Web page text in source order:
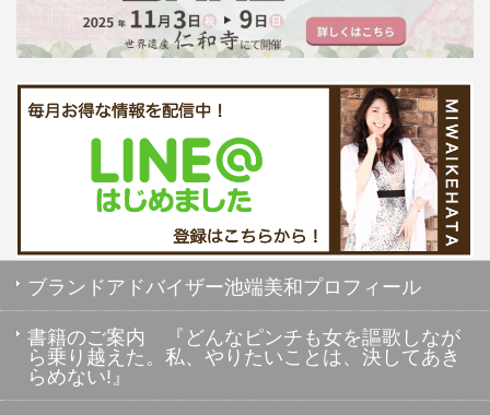
ブランドアドバイザー池端美和プロフィール
書籍のご案内 『どんなピンチも女を謳歌しなが
ら乗り越えた。私、やりたいことは、決してあき
らめない!』